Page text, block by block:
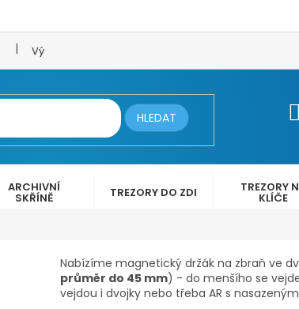
Výroba trezorových dveří
HLEDAT
ARCHIVNÍ
SKŘÍNĚ TREZORY DO ZDI TREZORY
KLÍČE
Nabízíme magnetický držák na zbraň ve
průměr do 45 mm) - do menšího se
vejdou i dvojky nebo třeba AR s